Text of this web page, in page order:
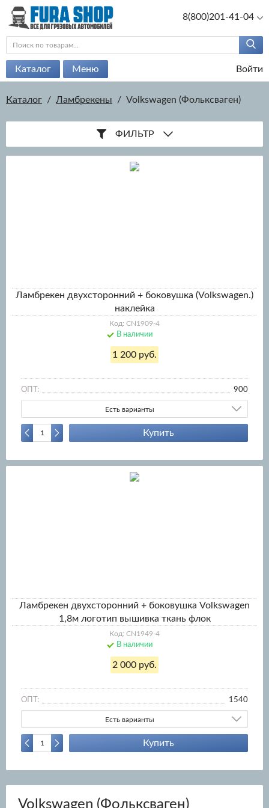
8(800)201-41-04
Каталог Меню Войти
Каталог / Ламбрекены / Volkswagen (Фольксваген)
ФИЛЬТР
Ламбрекен двухсторонний + боковушка (Volkswagen.)
наклейка
Код: CN1909-4
В наличии
1 200 руб.
ОПТ: 900
Есть варианты
Купить
Ламбрекен двухсторонний + боковушка Volkswagen
1,8м логотип вышивка ткань флок
Код: CN1949-4
В наличии
2 000 руб.
ОПТ: 1540
Есть варианты
Купить
Volkswagen (Фольксваген)